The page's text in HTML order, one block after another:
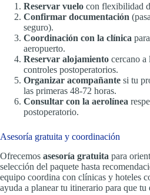
Reservar vuelo con flexibilidad
Confirmar documentación
seguro).
Coordinación con la clínica
aeropuerto.
Reservar alojamiento cercano
controles postoperatorios.
Organizar acompañante si tu
las primeras 48-72 horas.
Consultar con la aerolínea
postoperatorio.
Asesoría gratuita y coordinación
Ofrecemos asesoría gratuita para
selección del paquete hasta
equipo coordina con clínicas y hoteles
ayuda a planear tu itinerario para que tu